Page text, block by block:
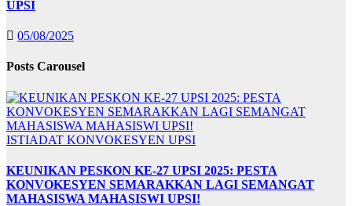
UPSI
05/08/2025
Posts Carousel
ISTIADAT KONVOKESYEN UPSI
KEUNIKAN PESKON KE-27 UPSI 2025: PESTA
KONVOKESYEN SEMARAKKAN LAGI SEMANGAT
MAHASISWA MAHASISWI UPSI!